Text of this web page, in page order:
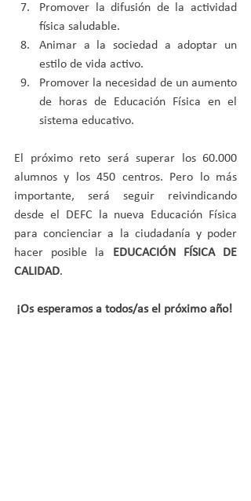
Promover la difusión de la actividad
física saludable.
Animar a la sociedad a adoptar un
estilo de vida activo.
Promover la necesidad de un aumento
de horas de Educación Física en el
sistema educativo.
El próximo reto será superar los 60.000
alumnos y los 450 centros. Pero lo más
importante, será seguir reivindicando
desde el DEFC la nueva Educación Física
para concienciar a la ciudadanía y poder
hacer posible la EDUCACIÓN FÍSICA DE
CALIDAD.
¡Os esperamos a todos/as el próximo año!